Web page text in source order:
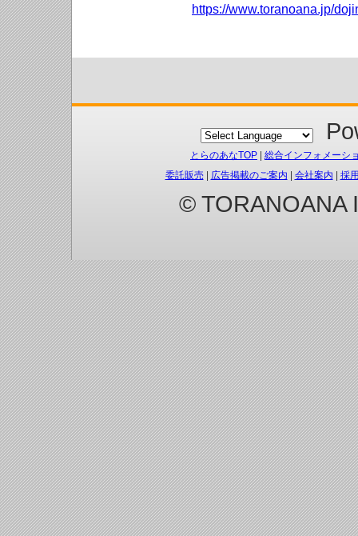
https://www.toranoana.jp/
とらのあなTOP
総合インフォメーシ
委託販売| 広告掲載のご案内 会社案内 採
© TORANOANA